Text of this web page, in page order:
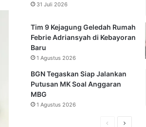
31 Juli 2026
Tim 9 Kejagung Geledah Rumah
Febrie Adriansyah di Kebayoran
Baru
1 Agustus 2026
BGN Tegaskan Siap Jalankan
Putusan MK Soal Anggaran
MBG
1 Agustus 2026
HalamanHalaman